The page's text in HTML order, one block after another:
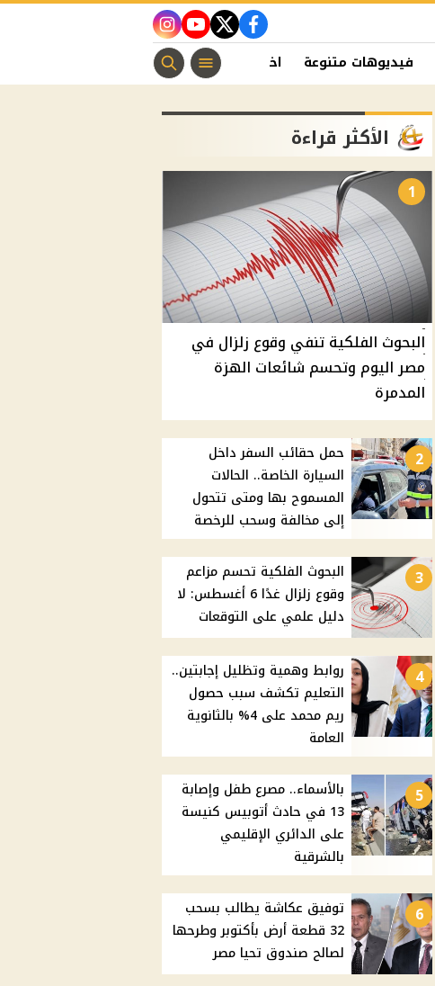
facebook
twitter
youtube
instagram
فيديوهات متنوعة اخبار الفن منوعات مسيحية
الأكثر قراءة
1
البحوث الفلكية تنفي وقوع زلزال في
مصر اليوم وتحسم شائعات الهزة
المدمرة
2
حمل حقائب السفر داخل
السيارة الخاصة.. الحالات
المسموح بها ومتى تتحول
إلى مخالفة وسحب للرخصة
3
البحوث الفلكية تحسم مزاعم
وقوع زلزال غدًا 6 أغسطس: لا
دليل علمي على التوقعات
4
روابط وهمية وتظليل إجابتين..
التعليم تكشف سبب حصول
ريم محمد على 4% بالثانوية
العامة
5
بالأسماء.. مصرع طفل وإصابة
13 في حادث أتوبيس كنيسة
على الدائري الإقليمي
بالشرقية
6
توفيق عكاشة يطالب بسحب
32 قطعة أرض بأكتوبر وطرحها
لصالح صندوق تحيا مصر